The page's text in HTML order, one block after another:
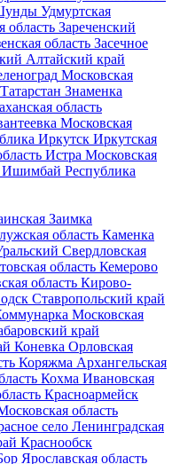
Удмуртская
область Зареченский
область Засечное
Алтайский край
Московская
Знаменка
область
Московская
Иркутск Иркутская
Истра Московская
Ишимбай Республика
Заимка
область Каменка
Свердловская
область Кемерово
область Кирово-
Ставропольский край
Московская
край
Коневка Орловская
Коряжма Архангельская
Кохма Ивановская
Красноармейск
область
село Ленинградская
Краснообск
Ярославская область